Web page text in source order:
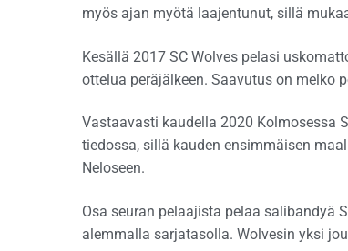
myös ajan myötä laajentunut, sillä
Kesällä 2017 SC Wolves pelasi
ottelua peräjälkeen. Saavutus on melko
Vastaavasti kaudella 2020 Kolmosessa
tiedossa, sillä kauden ensimmäisen
Neloseen.
Osa seuran pelaajista pelaa salibandyä
alemmalla sarjatasolla. Wolvesin yksi